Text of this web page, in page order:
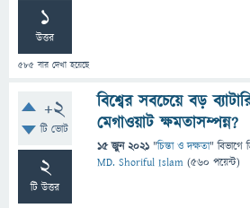
1
উত্তর
585 বার দেখা হয়েছে
+2
টি ভোট
2
টি উত্তর
বিশ্বের সবচেয়ে বড়
মেগাওয়াট ক্ষমতাসম্পন্ন?
15 জুন 2021 "চিন্তা ও দক্ষতা" বিভাগে
MD. Shoriful Islam (560 পয়েন্ট)